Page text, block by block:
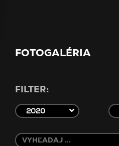
FOTOGALÉRIA
FILTER:
2020